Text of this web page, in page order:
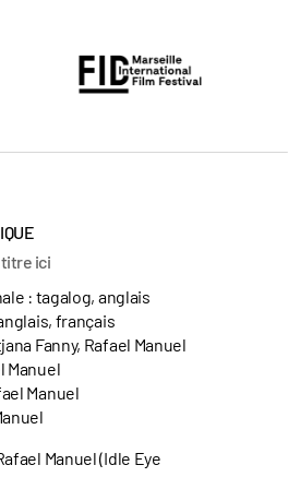
ici
: tagalog, anglais
français
Fanny, Rafael Manuel
Manuel
Manuel
Manuel (Idle Eye